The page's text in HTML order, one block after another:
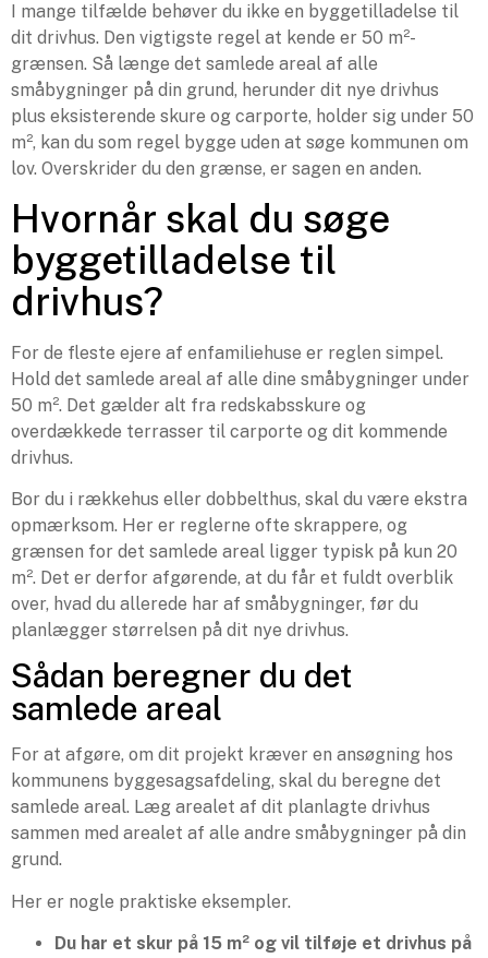
I mange tilfælde behøver du ikke en byggetilladelse til
dit drivhus. Den vigtigste regel at kende er 50 m²-
grænsen. Så længe det samlede areal af alle
småbygninger på din grund, herunder dit nye drivhus
plus eksisterende skure og carporte, holder sig under 50
m², kan du som regel bygge uden at søge kommunen om
lov. Overskrider du den grænse, er sagen en anden.
Hvornår skal du søge
byggetilladelse til
drivhus?
For de fleste ejere af enfamiliehuse er reglen simpel.
Hold det samlede areal af alle dine småbygninger under
50 m². Det gælder alt fra redskabsskure og
overdækkede terrasser til carporte og dit kommende
drivhus.
Bor du i rækkehus eller dobbelthus, skal du være ekstra
opmærksom. Her er reglerne ofte skrappere, og
grænsen for det samlede areal ligger typisk på kun 20
m². Det er derfor afgørende, at du får et fuldt overblik
over, hvad du allerede har af småbygninger, før du
planlægger størrelsen på dit nye drivhus.
Sådan beregner du det
samlede areal
For at afgøre, om dit projekt kræver en ansøgning hos
kommunens byggesagsafdeling, skal du beregne det
samlede areal. Læg arealet af dit planlagte drivhus
sammen med arealet af alle andre småbygninger på din
grund.
Her er nogle praktiske eksempler.
Du har et skur på 15 m² og vil tilføje et drivhus på